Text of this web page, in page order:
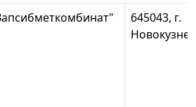
645043, г.